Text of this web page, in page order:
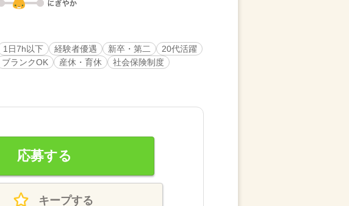
1日7h以下 経験者優遇 新卒・第二
20代活躍
ブランクOK 産休・育休
社会保険制度
応募する
キープする